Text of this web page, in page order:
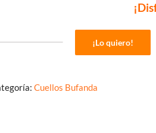
¡Lo quiero!
Cuellos Bufanda